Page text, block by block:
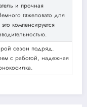
и прочная
тяжеловато для
компенсируется
сезон подряд.
с работой, надежная